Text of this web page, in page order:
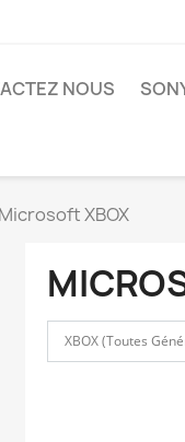
NOUS
Microsoft XBOX
XBOX (Toutes